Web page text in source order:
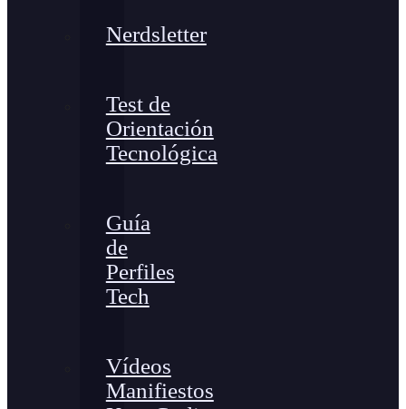
Nerdsletter
Test de
Orientación
Tecnológica
Guía
de
Perfiles
Tech
Vídeos
Manifiestos